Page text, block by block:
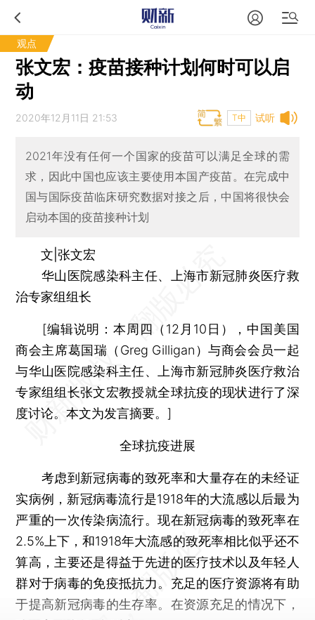
观点
张文宏：疫苗接种计划何时可以启
动
试听
2020年12月11日 21:53 T中
2021年没有任何一个国家的疫苗可以满足全球的需
求，因此中国也应该主要使用本国产疫苗。在完成中
国与国际疫苗临床研究数据对接之后，中国将很快会
启动本国的疫苗接种计划
文|张文宏
华山医院感染科主任、上海市新冠肺炎医疗救
治专家组组长
[编辑说明： 本周四（12月10日），中国美国
商会主席葛国瑞（Greg Gilligan）与商会会员一起
与华山医院感染科主任、上海市新冠肺炎医疗救治
专家组组长张文宏教授就全球抗疫的现状进行了深
度讨论。本文为发言摘要。]
全球抗疫进展
考虑到新冠病毒的致死率和大量存在的未经证
实病例，新冠病毒流行是1918年的大流感以后最为
严重的一次传染病流行。现在新冠病毒的致死率在
2.5%上下，和1918年大流感的致死率相比似乎还不
算高，主要还是得益于先进的医疗技术以及年轻人
群对于病毒的免疫抵抗力。充足的医疗资源将有助
于提高新冠病毒的生存率。在资源充足的情况下，